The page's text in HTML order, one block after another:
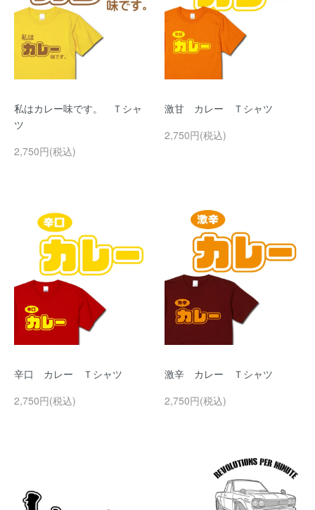
私はカレー味です。 Ｔシャ
ツ
2,750円(税込)
激甘 カレー Ｔシャツ
2,750円(税込)
辛口 カレー Ｔシャツ
2,750円(税込)
激辛 カレー Ｔシャツ
2,750円(税込)